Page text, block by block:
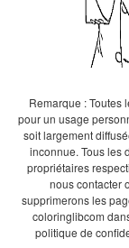
Remarque : Toutes
pour un usage
soit largement
inconnue. Tous les
propriétaires
nous contacter
supprimerons les
coloringlibcom
politique de